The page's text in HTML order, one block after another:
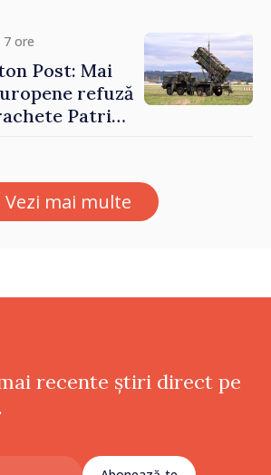
ore
Post: Mai
refuză
Patriot
Vezi mai multe
recente știri direct pe